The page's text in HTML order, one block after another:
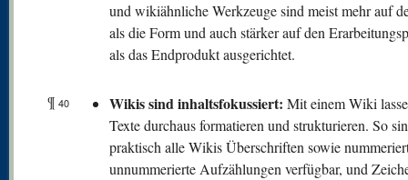
und wikiähnliche Werkzeuge sind meist mehr auf
als die Form und auch stärker auf den
als das Endprodukt ausgerichtet.
¶ 40 Wikis sind inhaltsfokussiert: Mit einem Wiki
Texte durchaus formatieren und strukturieren. So
praktisch alle Wikis Überschriften sowie
unnummerierte Aufzählungen verfügbar, und